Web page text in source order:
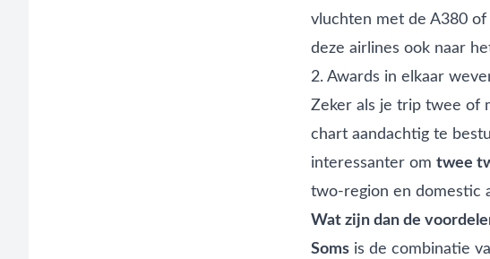
vluchten met de A380
deze airlines ook naar
2. Awards in elkaar
Zeker als je trip twee of
chart aandachtig te
interessanter om twee
two-region en domestic
Wat zijn dan de
Soms is de combinatie